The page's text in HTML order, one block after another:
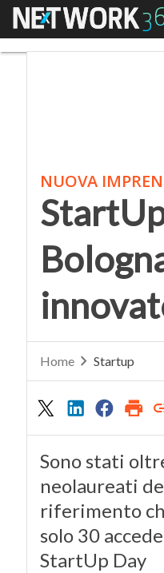
Menu
NUOVA
Home Startup
Sono stati
neolaureati
riferimento
solo 30
StartUp Day